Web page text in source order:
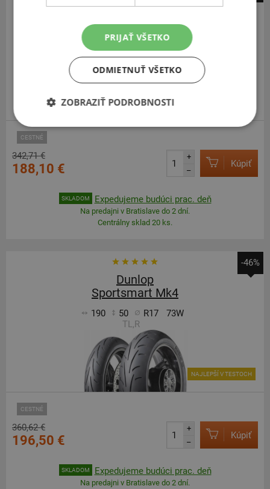
Dunlop
Sportsmart Mk4
180 55 R17
73W
TL,R
CESTNÉ
342,71 €
188,10 €
+
–
Kúpiť
SKLADOM Expedujeme budúci prac. deň
Na predajni v Bratislave do 2 dní.
Centrálny sklad 20 ks.
-46%
Dunlop
Sportsmart Mk4
190 50 R17
73W
TL,R
CESTNÉ
NAJLEPŠÍ V TESTOCH
360,62 €
196,50 €
+
–
Kúpiť
SKLADOM Expedujeme budúci prac. deň
Na predajni v Bratislave do 2 dní.
PRIJAŤ VŠETKO
ODMIETNUŤ VŠETKO
ZOBRAZIŤ PODROBNOSTI